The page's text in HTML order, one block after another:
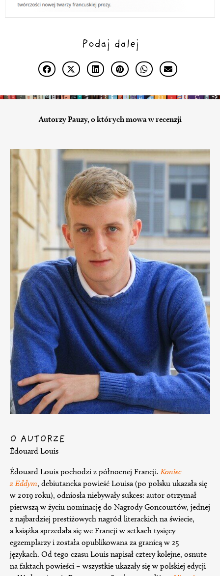
Podaj dalej
Autorzy Pauzy, o których mowa w recenzji
O AUTORZE
Édouard Louis
Édouard Louis pochodzi z północnej Francji. Koniec
z Eddym, debiutancka powieść Louisa (po polsku ukazała się
w 2019 roku), odniosła niebywały sukces: autor otrzymał
pierwszą w życiu nominację do Nagrody Goncourtów, jednej
z najbardziej prestiżowych nagród literackich na świecie,
a książka sprzedała się we Francji w setkach tysięcy
egzemplarzy i została opublikowana za granicą w 25
językach. Od tego czasu Louis napisał cztery kolejne, osnute
na faktach powieści – wszystkie ukazały się w polskiej edycji